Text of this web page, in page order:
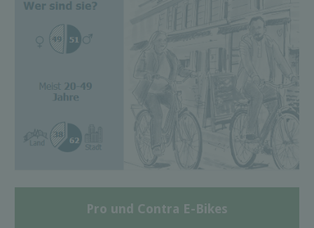
Pro und Contra E-Bikes